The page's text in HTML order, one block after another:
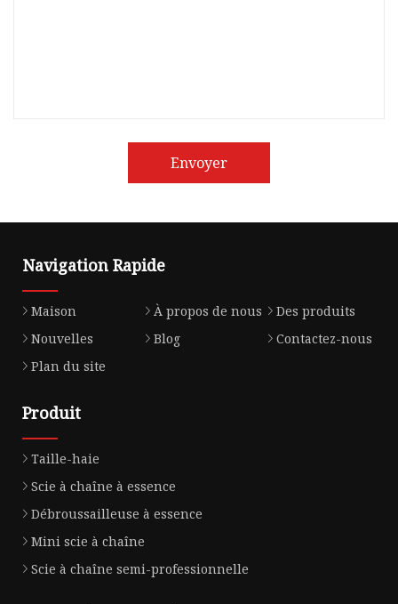
Envoyer
Navigation Rapide
Maison À propos de nous
Des produits
Nouvelles
Blog
Contactez-nous
Plan du site
Produit
Taille-haie
Scie à chaîne à essence
Débroussailleuse à essence
Mini scie à chaîne
Scie à chaîne semi-professionnelle